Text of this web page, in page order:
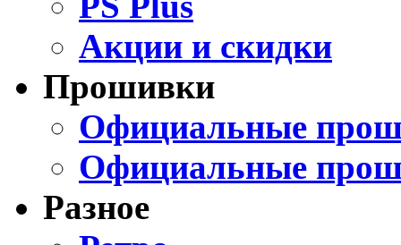
Акции и скидки
Прошивки
Официальные
Официальные
Разное